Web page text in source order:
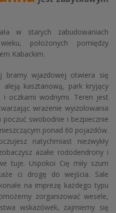
w starych zabudowaniach
położonych pomiędzy
Kabackim.
bramy wjazdowej otwiera się
kasztanową, park kryjący
oczkami wodnymi. Teren jest
wrażenie wyizolowania
swobodnie i bezpiecznie
ponad 60 pojazdów.
natychmiast niezwykły
azalie rododendrony i
tuje. Uspokoi Cię miły szum
ci drogę do wejścia. Sale
na imprezę każdego typu
zorganizować wesele,
wskazówek, zajmiemy się